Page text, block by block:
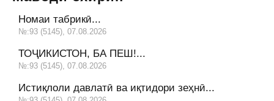
Номаи табрикӣ...
№:93 (5145), 07.08.2026
ТОҶИКИСТОН, БА ПЕШ!...
№:93 (5145), 07.08.2026
Истиқлоли давлатӣ ва иқтидори зеҳнӣ...